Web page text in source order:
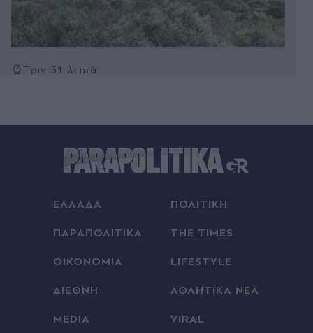
Πριν 31 λεπτά
Πριν 51 λεπτά
Έχετε προσέξει τις μικρές μαύρες κουκκίδες
Πριν 52 λεπτά
Κομοτηνή: Φωτιά σε χαμηλή βλάστηση στα
Πυροσβεστική
Πριν 53 λεπτά
η πεποίθηση πως "το παιχνίδι αλλάζει"
ΕΛΛΑΔΑ ΠΟΛΙΤΙΚΗ
ΠΑΡΑΠΟΛΙΤΙΚΑ THE TIMES
ΟΙΚΟΝΟΜΙΑ LIFESTYLE
ΔΙΕΘΝΗ ΑΘΛΗΤΙΚΑ ΝΕΑ
MEDIA VIRAL